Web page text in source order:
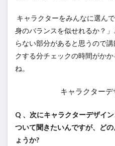
キャラクターをみんなに選ん
身のバランスを似せれるか？
らない部分があると思うので
クする分チェックの時間がか
ね。
キャラクターデザイ
Q 、次にキャラクターデザイ
ついて聞きたいんですが、ど
ょうか?